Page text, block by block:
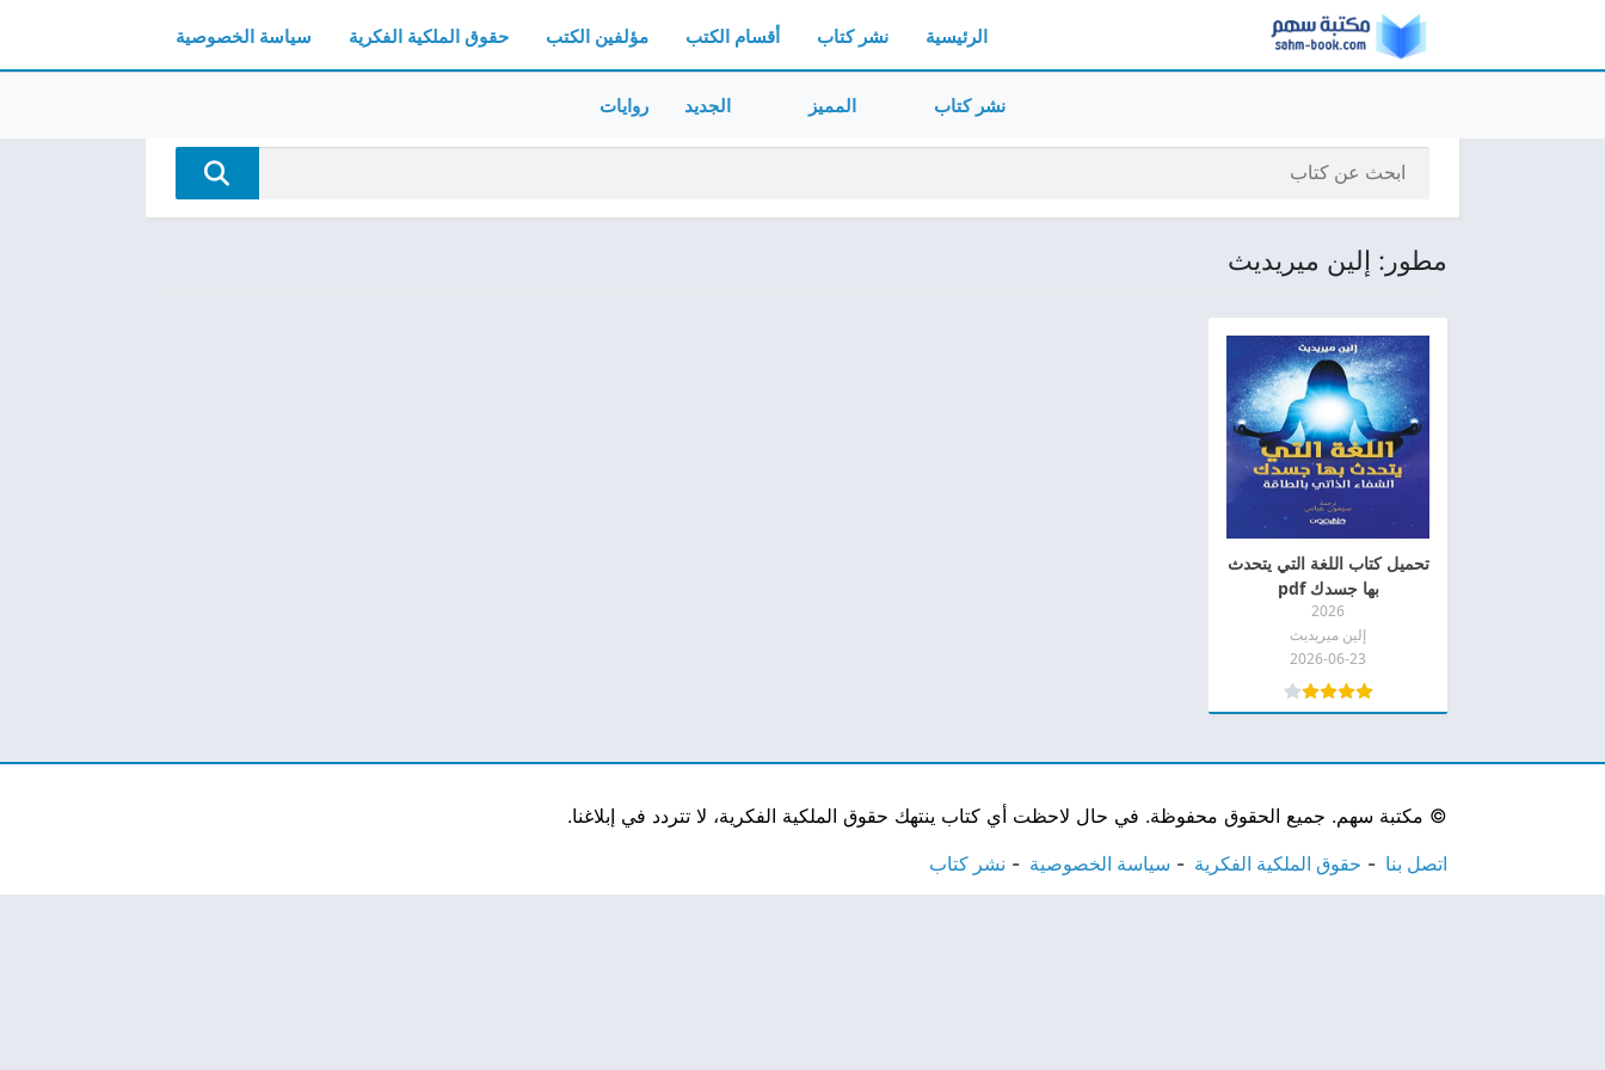
الرئيسية نشر كتاب أقسام الكتب مؤلفين الكتب حقوق الملكية الفكرية سياسة الخصوصية
نشر كتاب المميز الجديد روايات
مطور: إلين ميريديث
تحميل كتاب اللغة التي يتحدث
بها جسدك pdf
2026
إلين ميريديث
2026-06-23
© مكتبة سهم. جميع الحقوق محفوظة. في حال لاحظت أي كتاب ينتهك حقوق الملكية الفكرية، لا تتردد في إبلاغنا.
اتصل بنا حقوق الملكية الفكرية سياسة الخصوصية نشر كتاب